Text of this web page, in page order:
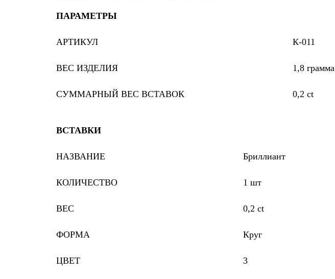
ПАРАМЕТРЫ
АРТИКУЛ К-011
ВЕС ИЗДЕЛИЯ 1,8 грамма
СУММАРНЫЙ ВЕС ВСТАВОК 0,2 ct
ВСТАВКИ
НАЗВАНИЕ Бриллиант
КОЛИЧЕСТВО 1 шт
ВЕС 0,2 ct
ФОРМА Круг
ЦВЕТ 3